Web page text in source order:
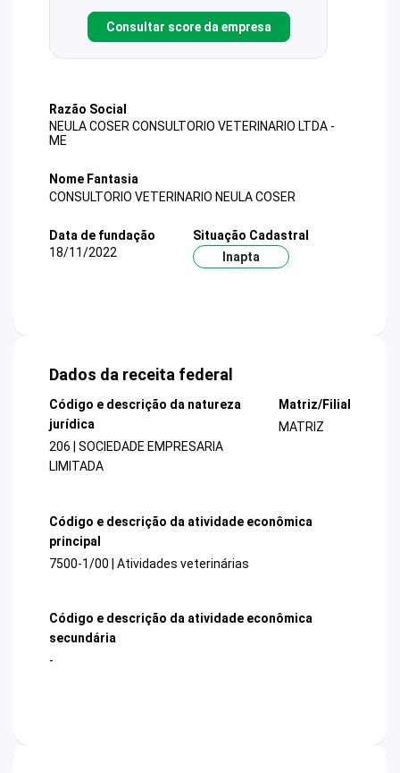
Consultar score da empresa
Razão Social
NEULA COSER CONSULTORIO VETERINARIO LTDA -
ME
Nome Fantasia
CONSULTORIO VETERINARIO NEULA COSER
Data de fundação
18/11/2022
Situação Cadastral
Inapta
Dados da receita federal
Código e descrição da natureza
jurídica
206 | SOCIEDADE EMPRESARIA
LIMITADA
Matriz/Filial
MATRIZ
Código e descrição da atividade econômica
principal
7500-1/00 | Atividades veterinárias
Código e descrição da atividade econômica
secundária
-